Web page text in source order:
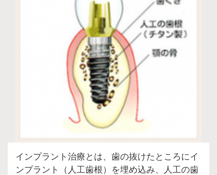
インプラント治療とは、歯の抜けたところにイ
ンプラント（人工歯根）を埋め込み、人工の歯